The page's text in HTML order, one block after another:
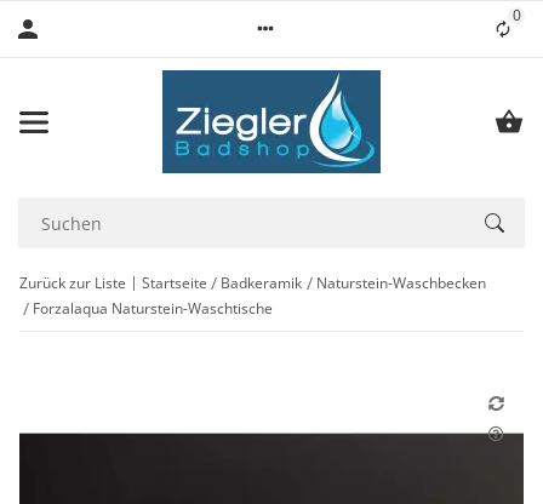
0
Zurück zur Liste Startseite Badkeramik
Naturstein-Waschbecken
Forzalaqua Naturstein-Waschtische